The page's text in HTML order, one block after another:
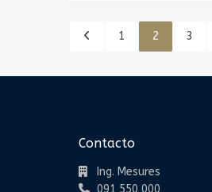
1 2 3
Contacto
Ing. Mesures
091 550 000